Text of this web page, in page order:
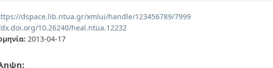
dspace.lib.ntua.gr/xmlui/handle/123456789/7999
10.26240/heal.ntua.12232
2013-04-17